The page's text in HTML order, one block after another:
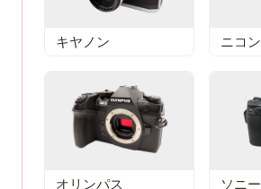
キヤノン ニコン
オリンパス ソニー